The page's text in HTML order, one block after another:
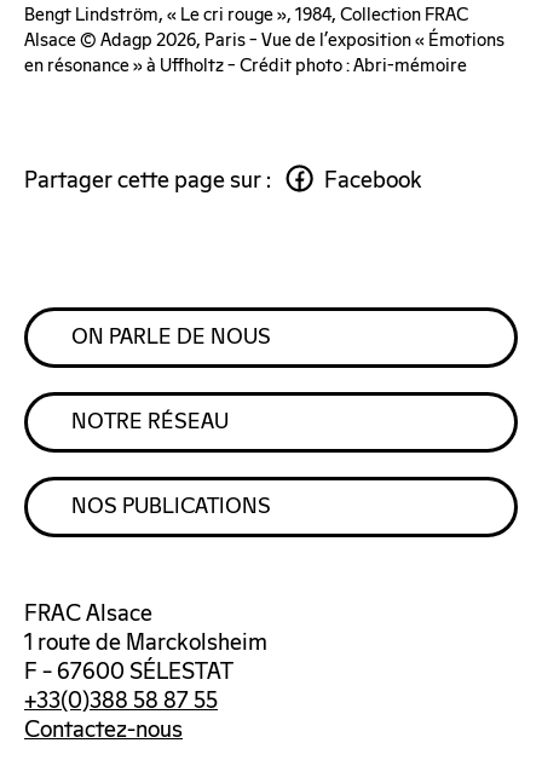
Bengt Lindström, « Le cri rouge », 1984, Collection FRAC
Alsace © Adagp 2026, Paris – Vue de l’exposition « Émotions
en résonance » à Uffholtz – Crédit photo : Abri-mémoire
Partager cette page sur : Facebook
ON PARLE DE NOUS
NOTRE RÉSEAU
NOS PUBLICATIONS
FRAC Alsace
1 route de Marckolsheim
F – 67600 SÉLESTAT
+33(0)388 58 87 55
Contactez-nous